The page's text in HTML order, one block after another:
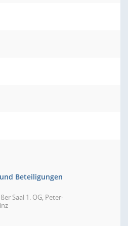
Beteiligungen
Saal 1. OG, Peter-